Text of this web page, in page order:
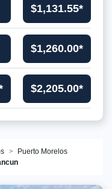
Puerto Morelos
$1,131.55*
$1,260.00*
$2,205.00*